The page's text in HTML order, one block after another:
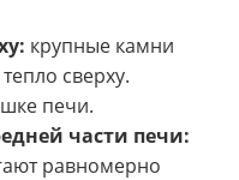
крупные камни
сверху.
печи.
части печи:
равномерно